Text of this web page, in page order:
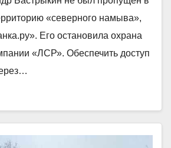
«северного намыва»,
Его остановила охрана
«ЛСР». Обеспечить доступ